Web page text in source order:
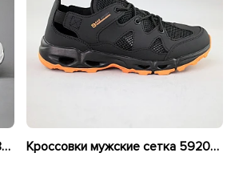
Кроссовки мужские сетка 594396 Белые Кроссовки мужские сетка 592053 Черные